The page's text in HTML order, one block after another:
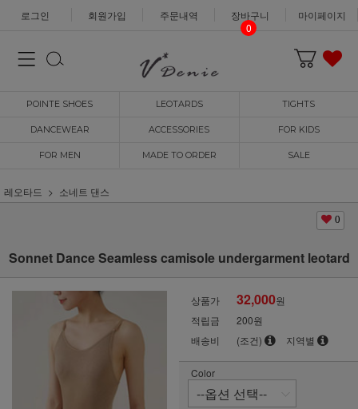
로그인 회원가입 주문내역
장바구니
0
마이페이지
POINTE SHOES LEOTARDS TIGHTS
DANCEWEAR ACCESSORIES FOR KIDS
FOR MEN MADE TO ORDER SALE
레오타드 소네트 댄스
0
Sonnet Dance Seamless camisole undergarment leotard
상품가 32,000원
적립금
200원
배송비
(조건) 지역별
Color